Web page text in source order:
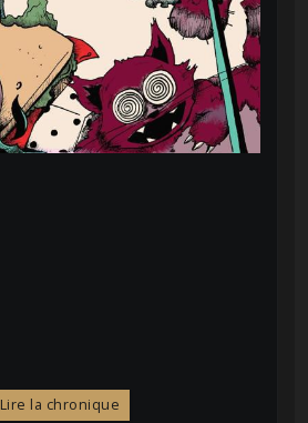
Lire la chronique